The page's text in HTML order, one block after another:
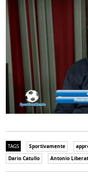
TAGS Sportivamente
Dario Catullo
Antonio